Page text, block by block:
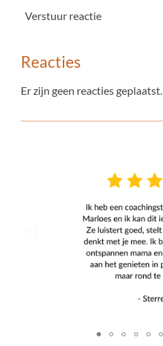
Verstuur reactie
Reacties
Er zijn geen reacties geplaatst.